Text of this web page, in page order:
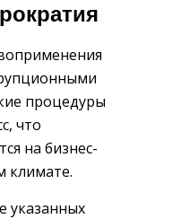
процедуры
что
на бизнес-
климате.
указанных